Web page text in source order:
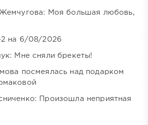
Моя большая любовь,
на 6/08/2026
Мне сняли брекеты!
посмеялась над подарком
Произошла неприятная